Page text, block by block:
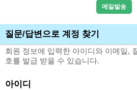
질문/답변으로 계정 찾기
회원 정보에 입력한 아이디와 이메일,
호를 발급 받을 수 있습니다.
아이디